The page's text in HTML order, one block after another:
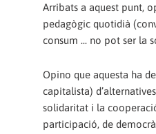
Arribats a aquest punt,
pedagògic quotidià
consum ... no pot ser la
Opino que aquesta ha
capitalista)
solidaritat i la
participació, de